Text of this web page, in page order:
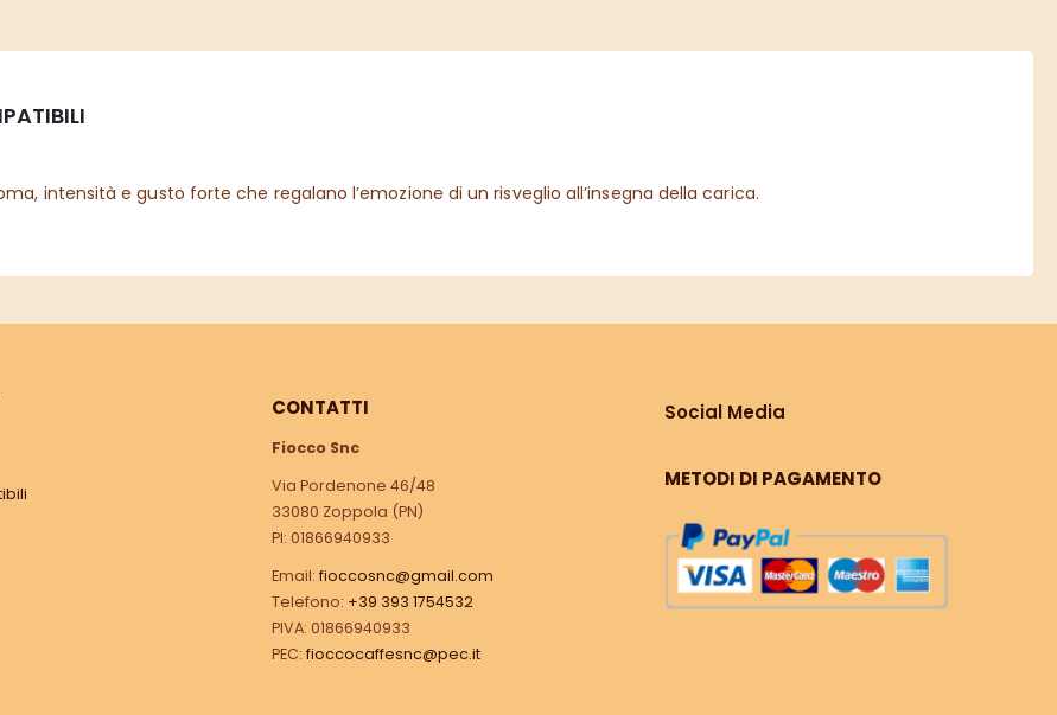
intensità e gusto forte che regalano l’emozione di un risveglio all’insegna della carica.
CONTATTI
Fiocco Snc
Via Pordenone 46/48
33080 Zoppola (PN)
PI: 01866940933
Email: fioccosnc@gmail.com
Telefono: +39 393 1754532
PIVA: 01866940933
PEC: fioccocaffesnc@pec.it
Social Media
METODI DI PAGAMENTO